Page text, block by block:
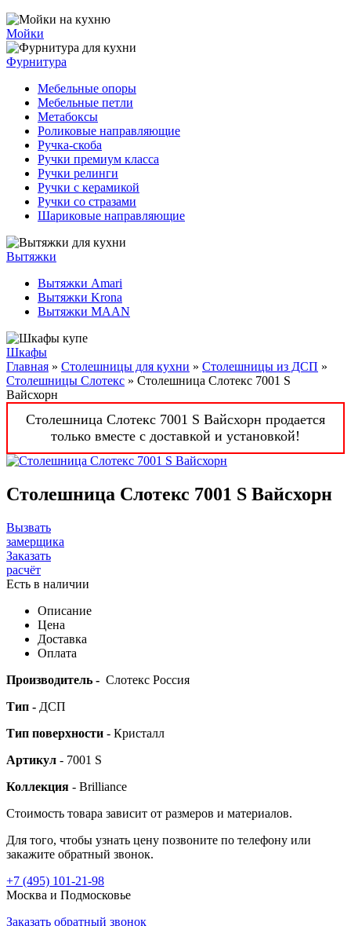
Мойки
Фурнитура
Мебельные опоры
Мебельные петли
Метабоксы
Роликовые направляющие
Ручка-скоба
Ручки премиум класса
Ручки релинги
Ручки с керамикой
Ручки со стразами
Шариковые направляющие
Вытяжки
Вытяжки Amari
Вытяжки Krona
Вытяжки MAAN
Шкафы
Главная » Столешницы для кухни » Столешницы из ДСП »
Столешницы Слотекс » Столешница Слотекс 7001 S
Вайсхорн
Столешница Слотекс 7001 S Вайсхорн продается
только вместе с доставкой и установкой!
Столешница Слотекс 7001 S Вайсхорн
Вызвать
замерщика
Заказать
расчёт
Есть в наличии
Описание
Цена
Доставка
Оплата
Производитель - Слотекс Россия
Тип - ДСП
Тип поверхности - Кристалл
Артикул - 7001 S
Коллекция - Brilliance
Стоимость товара зависит от размеров и материалов.
Для того, чтобы узнать цену позвоните по телефону или
закажите обратный звонок.
+7 (495) 101-21-98
Москва и Подмосковье
Заказать обратный звонок